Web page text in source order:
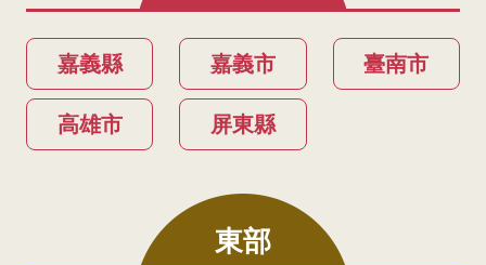
嘉義縣 嘉義市 臺南市
高雄市 屏東縣
東部